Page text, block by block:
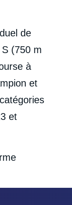
de
(750 m
à
et
et